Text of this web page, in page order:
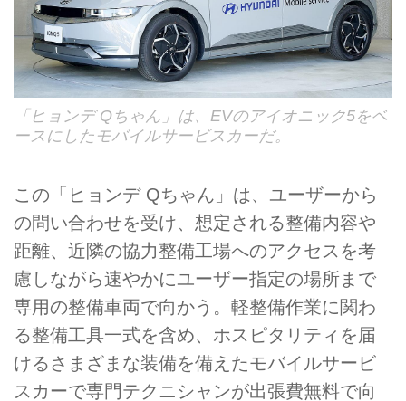
「ヒョンデ Qちゃん」は、EVのアイオニック5をベ
ースにしたモバイルサービスカーだ。
この「ヒョンデ Qちゃん」は、ユーザーから
の問い合わせを受け、想定される整備内容や
距離、近隣の協力整備工場へのアクセスを考
慮しながら速やかにユーザー指定の場所まで
専用の整備車両で向かう。軽整備作業に関わ
る整備工具一式を含め、ホスピタリティを届
けるさまざまな装備を備えたモバイルサービ
スカーで専門テクニシャンが出張費無料で向